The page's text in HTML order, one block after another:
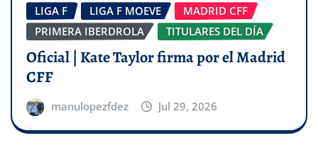
LIGA F
LIGA F MOEVE
MADRID CFF
PRIMERA IBERDROLA
TITULARES DEL DÍA
Oficial | Kate Taylor firma por el Madrid
CFF
manulopezfdez Jul 29, 2026